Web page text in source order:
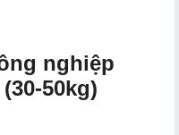
nghiệp
50kg)